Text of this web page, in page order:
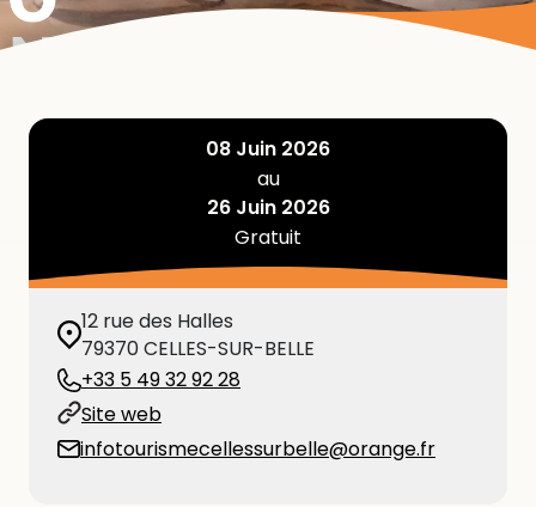
08 Juin 2026
au
26 Juin 2026
Gratuit
12 rue des Halles
79370CELLES-SUR-BELLE
+33 5 49 32 92 28
Site web
infotourismecellessurbelle@orange.fr